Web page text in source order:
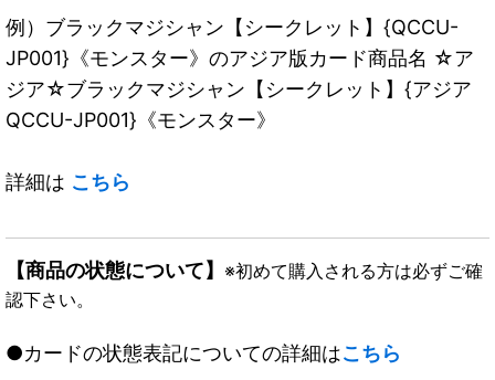
例）ブラックマジシャン【シークレット】{QCCU-
JP001}《モンスター》のアジア版カード商品名 ☆ア
ジア☆ブラックマジシャン【シークレット】{アジア
QCCU-JP001}《モンスター》
詳細は こちら
【商品の状態について】 ※初めて購入される方は必ずご確
認下さい。
●カードの状態表記についての詳細はこちら